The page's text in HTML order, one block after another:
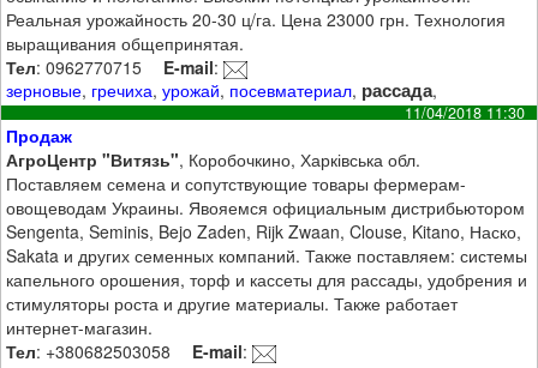
Реальная урожайность 20-30 ц/га. Цена 23000 грн. Технология
выращивания общепринятая.
Тел: 0962770715 E-mail:
зерновые, гречиха,урожай, посевматериал, рассада,
11/04/2018 11:30
Продаж
АгроЦентр "Витязь", Коробочкино, Харківська обл.
Поставляем семена и сопутствующие товары фермерам-
овощеводам Украины. Явояемся официальным дистрибьютором
Sengenta, Seminis, Bejo Zaden, Rijk Zwaan, Clouse, Kitano, Наско,
Sakata и других семенных компаний. Также поставляем: системы
капельного орошения, торф и кассеты для рассады, удобрения и
стимуляторы роста и другие материалы. Также работает
интернет-магазин.
Тел: +380682503058 E-mail: